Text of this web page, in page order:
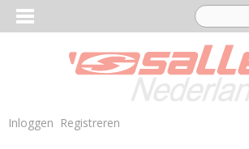
Inloggen Registreren